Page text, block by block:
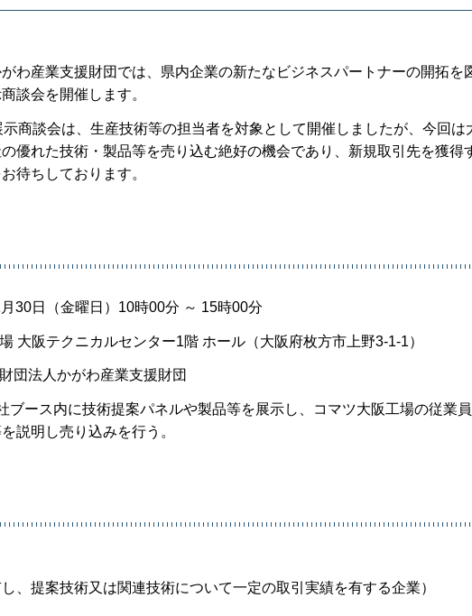
わ産業支援財団では、県内企業の新たなビジネスパートナーの開拓を
談会を開催します。
商談会は、生産技術等の担当者を対象として開催しましたが、今回は
優れた技術・製品等を売り込む絶好の機会であり、新規取引先を獲得
待ちしております。
30日（金曜日）10時00分 ～ 15時00分
大阪テクニカルセンター1階 ホール（大阪府枚方市上野3-1-1）
団法人かがわ産業支援財団
ース内に技術提案パネルや製品等を展示し、コマツ大阪工場の従業
説明し売り込みを行う。
、提案技術又は関連技術について一定の取引実績を有する企業）